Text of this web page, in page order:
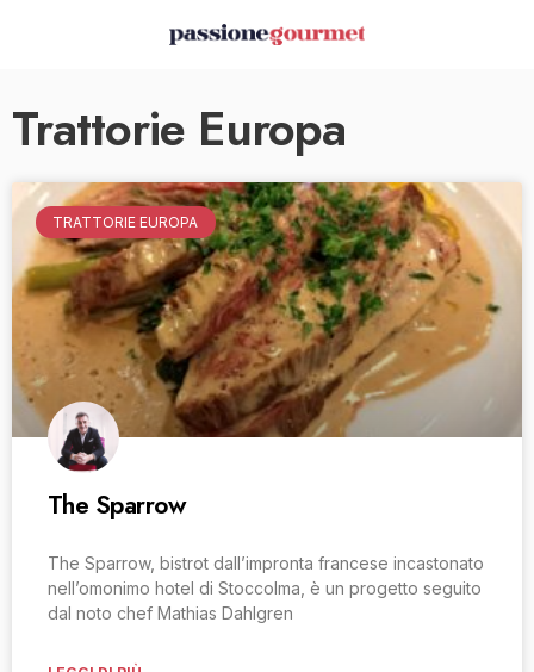
Trattorie Europa
TRATTORIE EUROPA
The Sparrow
The Sparrow, bistrot dall’impronta francese incastonato
nell’omonimo hotel di Stoccolma, è un progetto seguito
dal noto chef Mathias Dahlgren